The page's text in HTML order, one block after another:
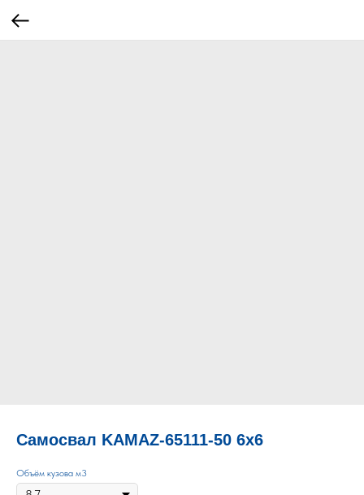
Самосвал KAMAZ-65111-50 6х6
Объём кузова м3